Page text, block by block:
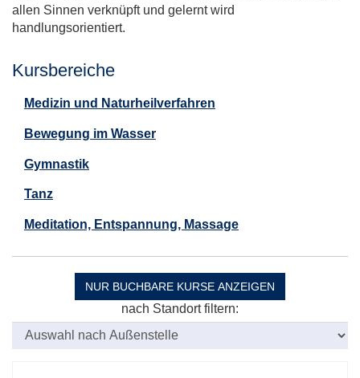
allen Sinnen verknüpft und gelernt wird
handlungsorientiert.
Kursbereiche
Medizin und Naturheilverfahren
Bewegung im Wasser
Gymnastik
Tanz
Meditation, Entspannung, Massage
NUR BUCHBARE KURSE ANZEIGEN
nach Standort filtern: